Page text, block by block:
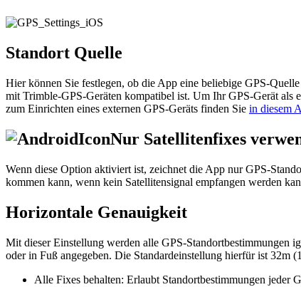
Standort Quelle
Hier können Sie festlegen, ob die App eine beliebige GPS-
mit Trimble-GPS-Geräten kompatibel ist. Um Ihr GPS-Gerät als
zum Einrichten eines externen GPS-Geräts finden Sie in diesem
Nur Satellitenfixes
Wenn diese Option aktiviert ist, zeichnet die App nur GPS-
kommen kann, wenn kein Satellitensignal empfangen werden
Horizontale Genauigkeit
Mit dieser Einstellung werden alle GPS-Standortbestimmungen
oder in Fuß angegeben. Die Standardeinstellung hierfür ist 32m
Alle Fixes behalten: Erlaubt Standortbestimmungen jeder